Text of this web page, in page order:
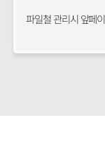
파일철 관리시 앞페